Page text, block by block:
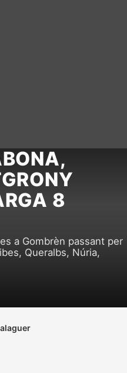
8
a Gombrèn passant per
Queralbs, Núria,